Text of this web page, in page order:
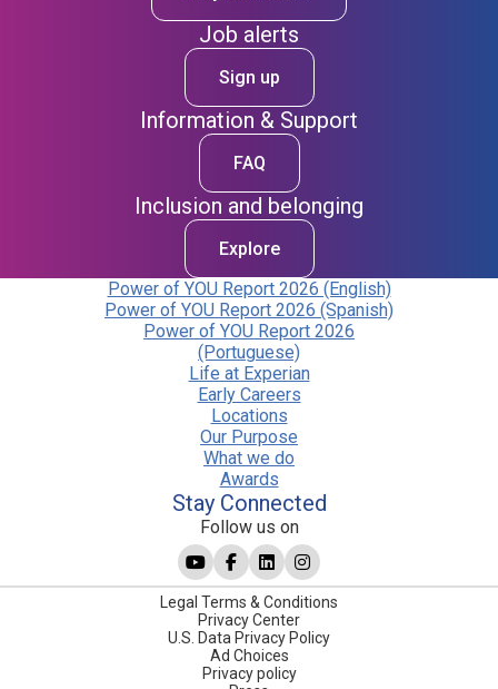
Job alerts
Sign up
Information & Support
FAQ
Inclusion and belonging
Explore
Power of YOU Report 2026 (English)
Power of YOU Report 2026 (Spanish)
Power of YOU Report 2026
(Portuguese)
Life at Experian
Early Careers
Locations
Our Purpose
What we do
Awards
Stay Connected
Follow us on
Legal Terms & Conditions
Privacy Center
U.S. Data Privacy Policy
Ad Choices
Privacy policy